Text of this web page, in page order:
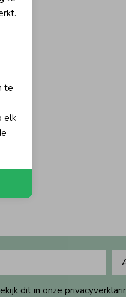
dit in onze
te
elk